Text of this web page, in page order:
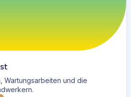
Wartungsarbeiten und die